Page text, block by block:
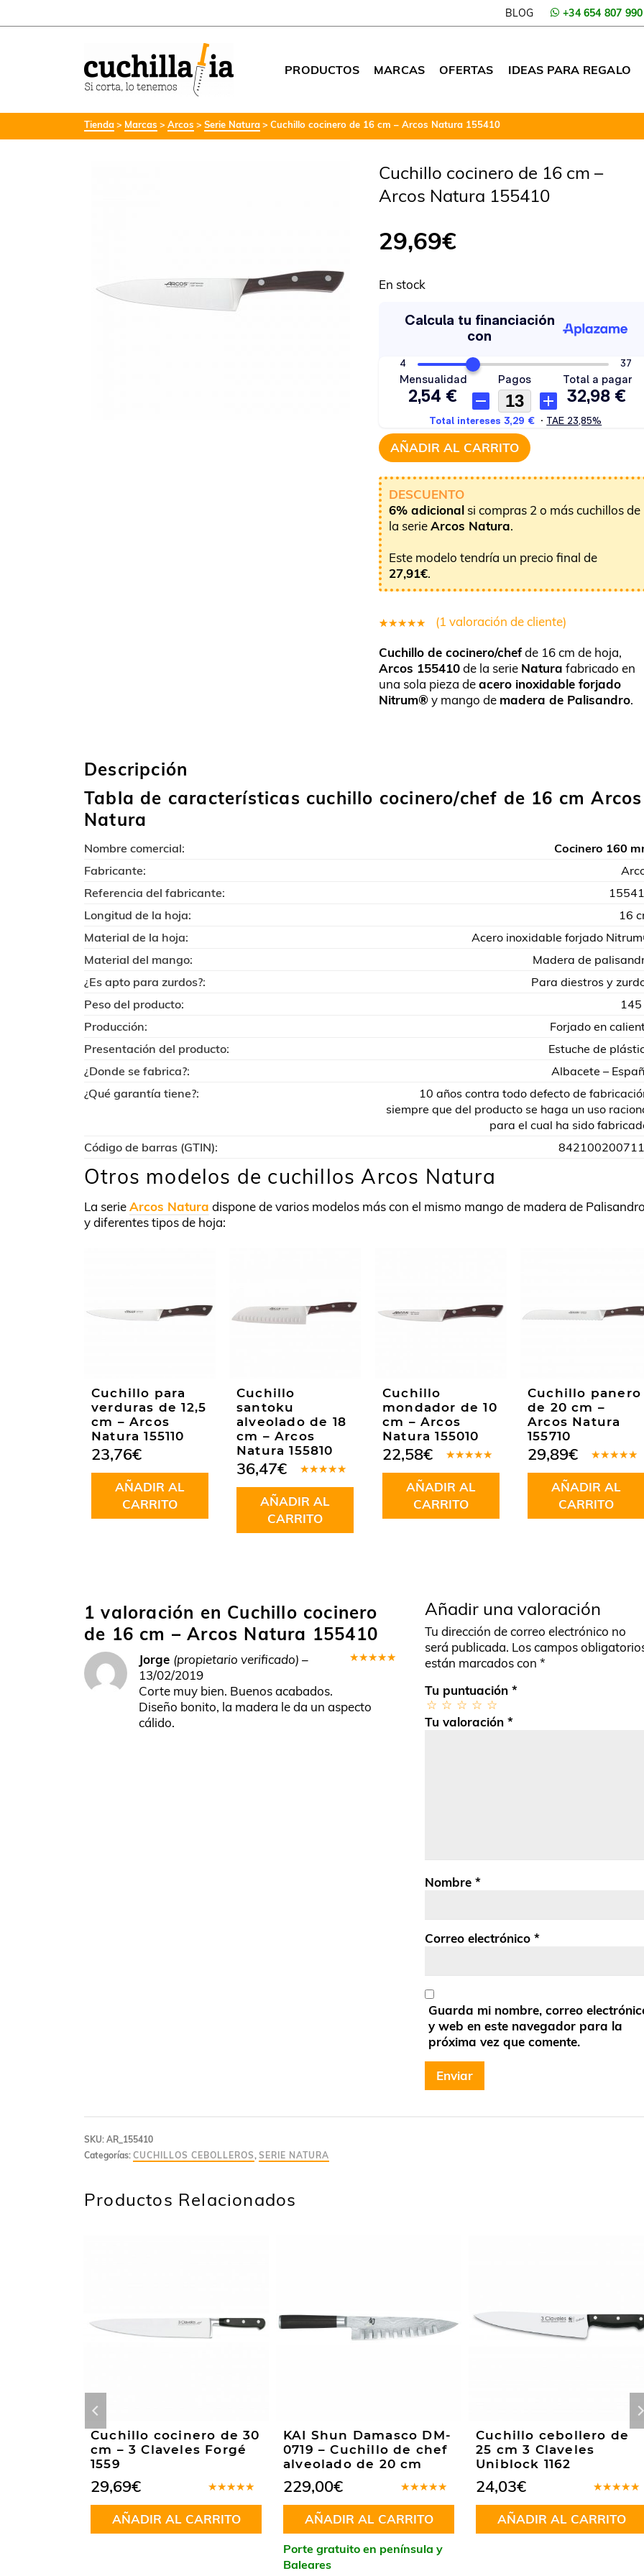
BLOG +34 654 807 990
PRODUCTOS MARCAS OFERTAS IDEAS PARA REGALO
Tienda Marcas Arcos Serie Natura Cuchillo cocinero de 16 cm – Arcos Natura 155410
Cuchillo cocinero de 16 cm –
Arcos Natura 155410
29,69€
En stock
AÑADIR AL CARRITO
DESCUENTO
6% adicional si compras 2 o más cuchillos de
la serieArcos Natura.
Este modelo tendría un precio final de
27,91€.
5.00sobre
5 basado
en
(1 valoración de cliente)
Cuchillo de cocinero/chefde 16 cm de hoja,
Arcos 155410de la serie Natura fabricado en
una sola pieza deacero inoxidable forjado
Nitrum®y mango de madera de Palisandro.
Descripción
Tabla de características cuchillo cocinero/chef de 16 cm Arcos
Natura
Nombre comercial:
Cocinero 160
Fabricante:
Referencia del fabricante:
Longitud de la hoja:
16
Material de la hoja:
Acero inoxidable forjado
Material del mango:
Madera de
¿Es apto para zurdos?:
Para diestros y
Peso del producto:
Producción:
Forjado en
Presentación del producto:
Estuche de
¿Donde se fabrica?:
Albacete –
¿Qué garantía tiene?:
10 años contra todo defecto de
siempre que del producto se haga un uso
para el cual ha sido
Código de barras (GTIN):
Otros modelos de cuchillos Arcos Natura
La serieArcos Natura dispone de varios modelos más con el mismo mango de madera de
y diferentes tipos de hoja:
Cuchillo para
verduras de 12,5
cm – Arcos
Natura 155110
23,76€
AÑADIR AL
CARRITO
Cuchillo
santoku
alveolado de 18
cm – Arcos
Natura 155810
en5.00de
5
36,47€
AÑADIR AL
CARRITO
Cuchillo
mondador de 10
cm – Arcos
Natura 155010
en5.00de
5
22,58€
AÑADIR AL
CARRITO
Cuchillo panero
de 20 cm –
Arcos Natura
155710
en5.00de
5
29,89€
AÑADIR AL
CARRITO
1 valoración en Cuchillo cocinero
de 16 cm – Arcos Natura 155410
Jorge (propietario verificado) –
13/02/2019
Corte muy bien. Buenos acabados.
Diseño bonito, la madera le da un aspecto
cálido.
Añadir una valoración
Tu dirección de correo electrónico no
será publicada. Los campos
están marcados con *
Tu puntuación *
Tu valoración *
Nombre *
Correo electrónico *
Guarda mi nombre, correo
y web en este navegador para la
próxima vez que comente.
SKU: AR_155410
Categorías: CUCHILLOS CEBOLLEROS , SERIE NATURA
Productos Relacionados
Cuchillo cocinero de 30
cm – 3 Claveles Forgé
1559
en5.00de
5
29,69€
AÑADIR AL CARRITO
KAI Shun Damasco DM-
0719 – Cuchillo de chef
alveolado de 20 cm
en5.00de
5
229,00€
AÑADIR AL CARRITO
Porte gratuito en península y
Baleares
Cuchillo cebollero de
25 cm 3 Claveles
Uniblock 1162
en5.00
5
24,03€
AÑADIR AL CARRITO